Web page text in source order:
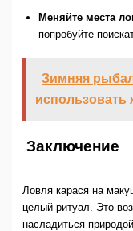
Меняйте места
попробуйте
Зимняя
Заключение
Ловля карася на
целый ритуал. Это
насладиться